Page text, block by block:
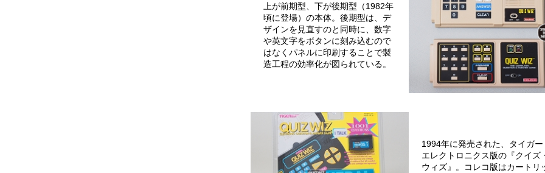
上が前期型、下が後期型（1982年
頃に登場）の本体。後期型は、デ
ザインを見直すのと同時に、数字
や英文字をボタンに刻み込むので
はなくパネルに印刷することで製
造工程の効率化が図られている。
1994年に発売された、タイガー
エレクトロニクス版の『クイズ
ウィズ』。コレコ版はカートリ